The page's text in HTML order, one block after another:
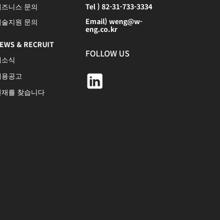
니스 문의
지원 문의
& RECRUIT
식
공고
를 찾습니다
Tel ) 82-31-733-3334
Email) weng@w-
eng.co.kr
FOLLOW US